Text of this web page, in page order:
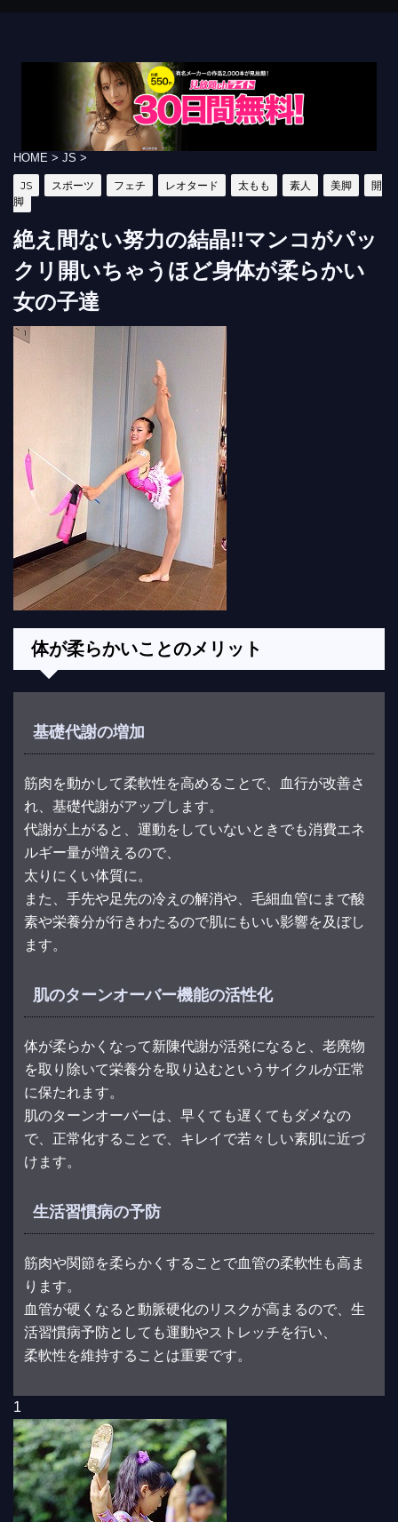
HOME > JS >
JS スポーツ フェチ レオタード 太もも 素人 美脚
開
脚
絶え間ない努力の結晶!!マンコがパッ
クリ開いちゃうほど身体が柔らかい
女の子達
体が柔らかいことのメリット
基礎代謝の増加
筋肉を動かして柔軟性を高めることで、血行が改善さ
れ、基礎代謝がアップします。
代謝が上がると、運動をしていないときでも消費エネ
ルギー量が増えるので、
太りにくい体質に。
また、手先や足先の冷えの解消や、毛細血管にまで酸
素や栄養分が行きわたるので肌にもいい影響を及ぼし
ます。
肌のターンオーバー機能の活性化
体が柔らかくなって新陳代謝が活発になると、老廃物
を取り除いて栄養分を取り込むというサイクルが正常
に保たれます。
肌のターンオーバーは、早くても遅くてもダメなの
で、正常化することで、キレイで若々しい素肌に近づ
けます。
生活習慣病の予防
筋肉や関節を柔らかくすることで血管の柔軟性も高ま
ります。
血管が硬くなると動脈硬化のリスクが高まるので、生
活習慣病予防としても運動やストレッチを行い、
柔軟性を維持することは重要です。
1